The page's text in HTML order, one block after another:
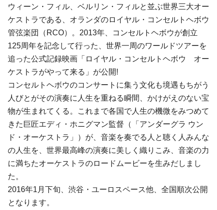
ウィーン・フィル ベルリン・フィルと並ぶ世界三大オー
ケストラである、オランダのロイヤル・コンセルトヘボウ
管弦楽団
（RCO）。2013年、コンセルトヘボウが創立
125周年を記念して行った、世界一周のワールドツアーを
追った公式記録映画「ロイヤル・コンセルトヘボウ オー
ケストラがやって来る」が公開!
コンセルトヘボウのコンサートに集う文化も境遇もちがう
人びとがその演奏に人生を重ねる瞬間、かけがえのない宝
物が生まれてくる。これまで各国で人生の機微をみつめて
きた巨匠エディ・ホニグマン監督（「アンダーグラ ウン
ド・オーケストラ」）が、音楽を奏でる人と聴く人みんな
の人生を、世界最高峰の演奏に美しく織りこみ、音楽の力
に満ちたオーケストラのロードムービーを生みだしまし
た。
2016年1月下旬、渋谷・ユーロスペース他、全国順次公開
となります。